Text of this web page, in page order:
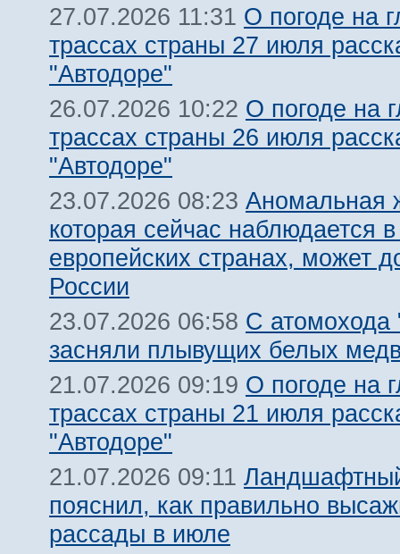
27.07.2026 11:31 О погоде на
трассах страны 27 июля
"Автодоре"
26.07.2026 10:22 О погоде на
трассах страны 26 июля
"Автодоре"
23.07.2026 08:23 Аномальная
которая сейчас наблюдается
европейских странах, может
России
23.07.2026 06:58 С атомохода
засняли плывущих белых
21.07.2026 09:19 О погоде на
трассах страны 21 июля
"Автодоре"
21.07.2026 09:11
пояснил, как правильно
рассады в июле